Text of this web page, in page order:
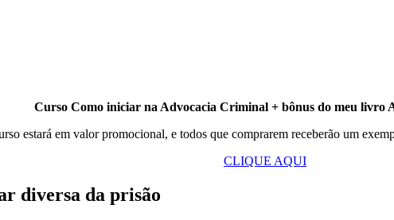
Curso Como iniciar na Advocacia Criminal + bônus do meu livro
estará em valor promocional, e todos que comprarem receberão um
CLIQUE AQUI
diversa da prisão